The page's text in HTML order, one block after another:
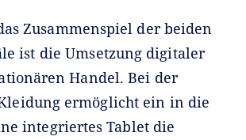
Zusammenspiel der beiden
ist die Umsetzung digitaler
Handel. Bei der
ermöglicht ein in die
integriertes Tablet die